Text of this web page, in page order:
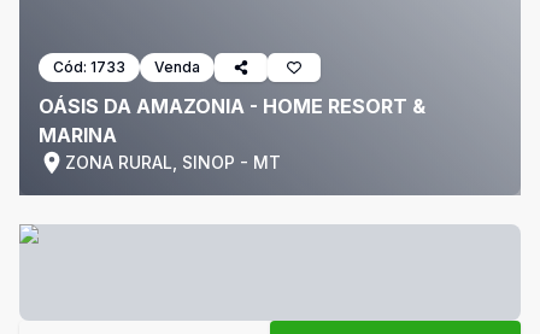
Cód: 1733 Venda
OÁSIS DA AMAZONIA - HOME RESORT &
MARINA
ZONA RURAL, SINOP - MT